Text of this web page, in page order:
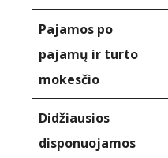
Pajamos po
pajamų ir turto
mokesčio
Didžiausios
disponuojamos